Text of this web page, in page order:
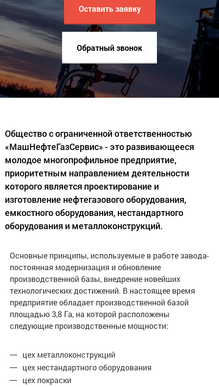
Оставить заявку
Обратный звонок
Общество с ограниченной ответственностью
«МашНефтеГазСервис» - это развивающееся
молодое многопрофильное предприятие,
приоритетным направлением деятельности
которого является проектирование и
изготовление нефтегазового оборудования,
емкостного оборудования, нестандартного
оборудования и металлоконструкций.
Основные принципы, используемые в работе завода-
постоянная модернизация и обновление
производственной базы, внедрение новейших
технологических достижений. В настоящее время
предприятие обладает производственной базой
площадью 3,8 Га, на которой расположены
следующие производственные мощности:
цех металлоконструкций
цех нестандартного оборудования
цех покраски